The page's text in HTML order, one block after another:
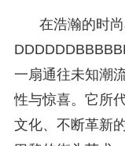
在浩瀚的时
一扇通往未知潮
性与惊喜。它所
文化、不断革新